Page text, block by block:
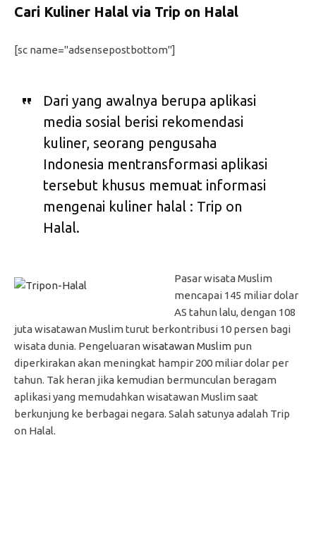
Cari Kuliner Halal via Trip on Halal
[sc name="adsensepostbottom"]
Dari yang awalnya berupa aplikasi
media sosial berisi rekomendasi
kuliner, seorang pengusaha
Indonesia mentransformasi aplikasi
tersebut khusus memuat informasi
mengenai kuliner halal : Trip on
Halal.
Pasar wisata Muslim
mencapai 145 miliar dolar
AS tahun lalu, dengan 108
juta wisatawan Muslim turut berkontribusi 10 persen bagi
wisata dunia. Pengeluaranwisatawan Muslim pun
diperkirakan akan meningkat hampir 200 miliar dolar per
tahun. Tak heran jika kemudian bermunculan beragam
aplikasi yang memudahkan wisatawan Muslim saat
berkunjung ke berbagai negara. Salah satunya adalah Trip
on Halal.